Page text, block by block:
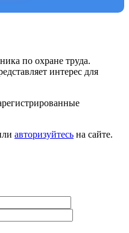
по охране труда.
интерес для
авторизуйтесь на сайте.